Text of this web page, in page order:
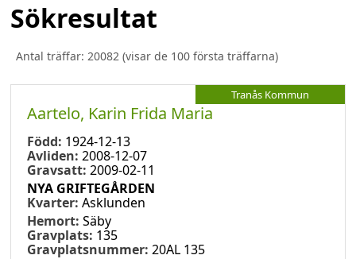
Sökresultat
Antal träffar: 20082 (visar de 100 första träffarna)
Tranås Kommun
Aartelo, Karin Frida Maria
Född: 1924-12-13
Avliden: 2008-12-07
Gravsatt: 2009-02-11
NYA GRIFTEGÅRDEN
Kvarter: Asklunden
Hemort: Säby
Gravplats: 135
Gravplatsnummer: 20AL 135